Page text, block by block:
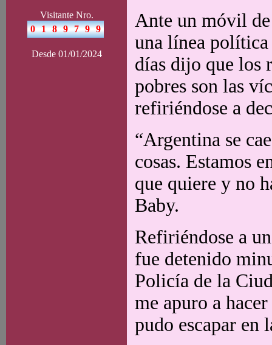
Visitante Nro.
Desde 01/01/2024
Ante un móvil
una línea política
días dijo que los
pobres son las
refiriéndose a
“Argentina se
cosas. Estamos
que quiere y no
Baby.
Refiriéndose a
fue detenido
Policía de la
me apuro a
pudo escapar en